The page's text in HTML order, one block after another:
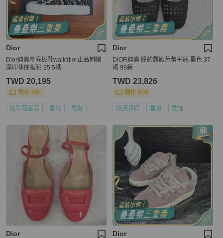
Dior
Dior迪奧厚底板鞋walk'dior正品刺繡
滿印休閒板鞋 35.5碼
TWD 20,195
現折 800
近新閒置品 香港 免運
Dior
DIOR迪奧 簡約露跟芭蕾平底 黑色 37
碼 99新
TWD 23,826
現折 800
狀況良好 香港 免運
Dior Dior